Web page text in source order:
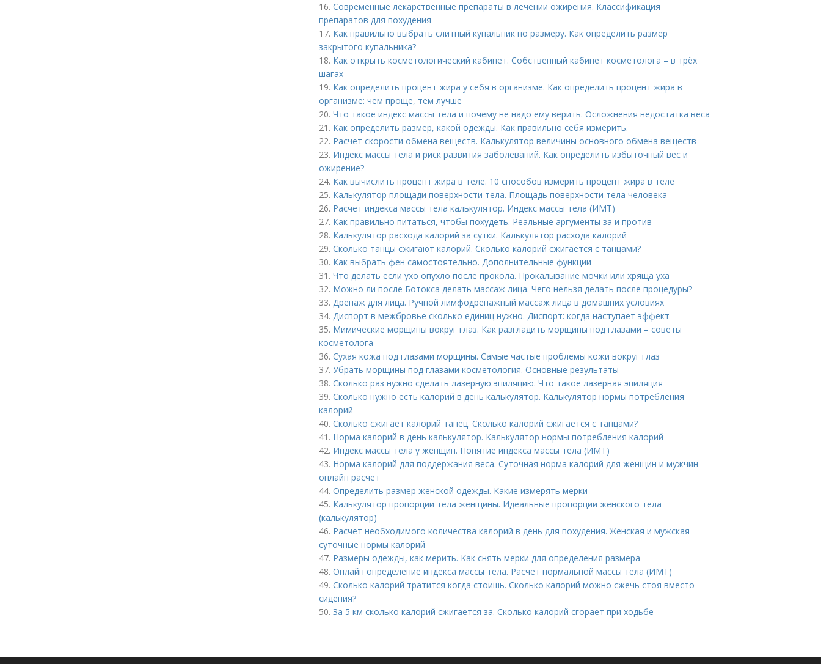
16. Современные лекарственные препараты в лечении ожирения. Классификация
препаратов для похудения
17. Как правильно выбрать слитный купальник по размеру. Как определить размер
закрытого купальника?
18. Как открыть косметологический кабинет. Собственный кабинет косметолога – в трёх
шагах
19. Как определить процент жира у себя в организме. Как определить процент жира в
организме: чем проще, тем лучше
20. Что такое индекс массы тела и почему не надо ему верить. Осложнения недостатка веса
21. Как определить размер, какой одежды. Как правильно себя измерить.
22. Расчет скорости обмена веществ. Калькулятор величины основного обмена веществ
23. Индекс массы тела и риск развития заболеваний. Как определить избыточный вес и
ожирение?
24. Как вычислить процент жира в теле. 10 способов измерить процент жира в теле
25. Калькулятор площади поверхности тела. Площадь поверхности тела человека
26. Расчет индекса массы тела калькулятор. Индекс массы тела (ИМТ)
27. Как правильно питаться, чтобы похудеть. Реальные аргументы за и против
28. Калькулятор расхода калорий за сутки. Калькулятор расхода калорий
29. Сколько танцы сжигают калорий. Сколько калорий сжигается с танцами?
30. Как выбрать фен самостоятельно. Дополнительные функции
31. Что делать если ухо опухло после прокола. Прокалывание мочки или хряща уха
32. Можно ли после Ботокса делать массаж лица. Чего нельзя делать после процедуры?
33. Дренаж для лица. Ручной лимфодренажный массаж лица в домашних условиях
34. Диспорт в межбровье сколько единиц нужно. Диспорт: когда наступает эффект
35. Мимические морщины вокруг глаз. Как разгладить морщины под глазами – советы
косметолога
36. Сухая кожа под глазами морщины. Самые частые проблемы кожи вокруг глаз
37. Убрать морщины под глазами косметология. Основные результаты
38. Сколько раз нужно сделать лазерную эпиляцию. Что такое лазерная эпиляция
39. Сколько нужно есть калорий в день калькулятор. Калькулятор нормы потребления
калорий
40. Сколько сжигает калорий танец. Сколько калорий сжигается с танцами?
41. Норма калорий в день калькулятор. Калькулятор нормы потребления калорий
42. Индекс массы тела у женщин. Понятие индекса массы тела (ИМТ)
43. Норма калорий для поддержания веса. Суточная норма калорий для женщин и мужчин —
онлайн расчет
44. Определить размер женской одежды. Какие измерять мерки
45. Калькулятор пропорции тела женщины. Идеальные пропорции женского тела
(калькулятор)
46. Расчет необходимого количества калорий в день для похудения. Женская и мужская
суточные нормы калорий
47. Размеры одежды, как мерить. Как снять мерки для определения размера
48. Онлайн определение индекса массы тела. Расчет нормальной массы тела (ИМТ)
49. Сколько калорий тратится когда стоишь. Сколько калорий можно сжечь стоя вместо
сидения?
50. За 5 км сколько калорий сжигается за. Сколько калорий сгорает при ходьбе